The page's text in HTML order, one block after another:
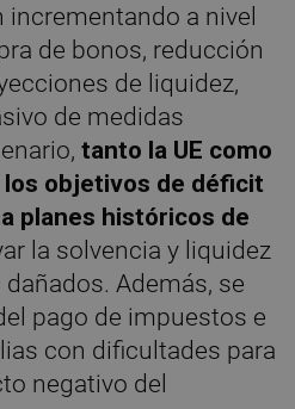
a nivel
de bonos, reducción
de liquidez,
de medidas
tanto la UE como
los objetivos de déficit
planes históricos de
la solvencia y liquidez
Además, se
pago de impuestos e
con dificultades para
negativo del